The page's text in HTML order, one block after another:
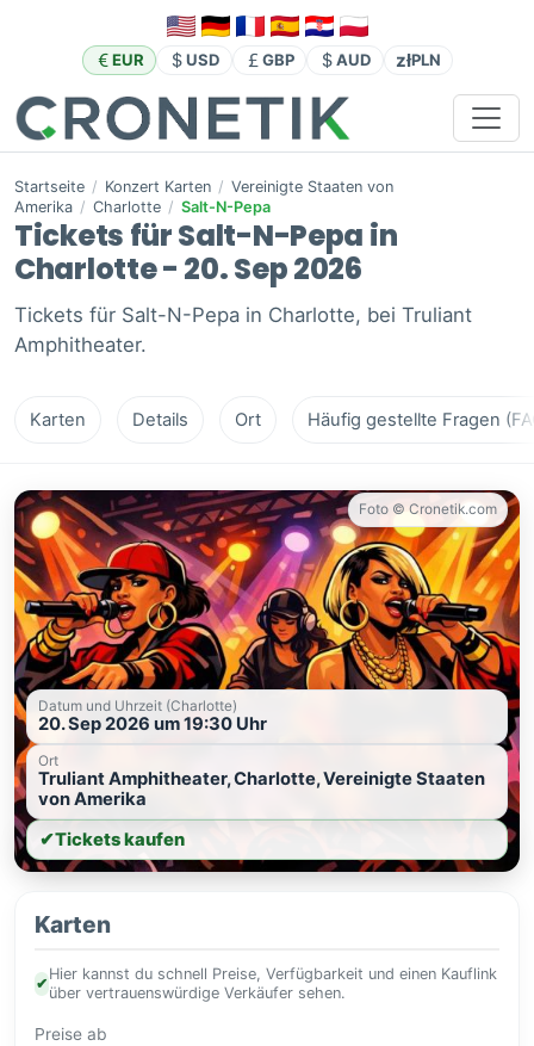
EUR USD GBP AUD złPLN
Startseite / Konzert Karten / Vereinigte Staaten von
Amerika / Charlotte / Salt-N-Pepa
Tickets für Salt-N-Pepa in
Charlotte - 20. Sep 2026
Tickets für Salt-N-Pepa in Charlotte, bei Truliant
Amphitheater.
Karten Details Ort Häufig gestellte Fragen
Foto © Cronetik.com
Datum und Uhrzeit (Charlotte)
20. Sep 2026 um 19:30 Uhr
Ort
Truliant Amphitheater, Charlotte, Vereinigte Staaten
von Amerika
✔Tickets kaufen
Karten
✔
Hier kannst du schnell Preise, Verfügbarkeit und einen Kauflink
über vertrauenswürdige Verkäufer sehen.
Preise ab